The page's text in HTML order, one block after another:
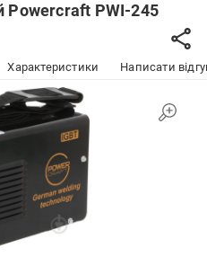
Powercraft PWI-245
Характеристики Написати